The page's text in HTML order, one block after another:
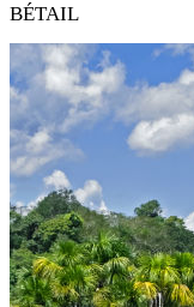
BÉTAIL